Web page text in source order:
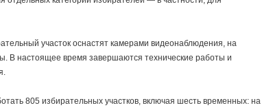
участок оснастят камерами видеонаблюдения, на
В настоящее время завершаются технические работы и
805 избирательных участков, включая шесть временных: на